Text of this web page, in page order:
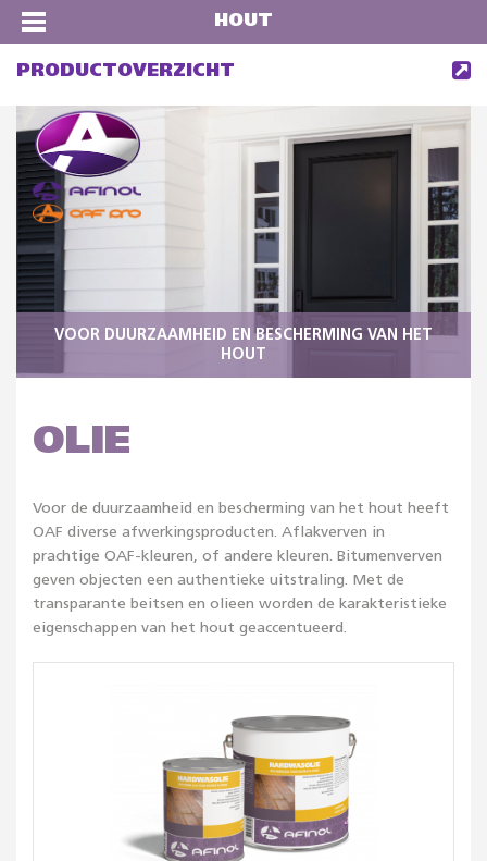
HOUT
PRODUCTOVERZICHT
VOOR DUURZAAMHEID EN BESCHERMING VAN HET
HOUT
OLIE
Voor de duurzaamheid en bescherming van het hout heeft
OAF diverse afwerkingsproducten. Aflakverven in
prachtige OAF-kleuren, of andere kleuren. Bitumenverven
geven objecten een authentieke uitstraling. Met de
transparante beitsen en olieen worden de karakteristieke
eigenschappen van het hout geaccentueerd.